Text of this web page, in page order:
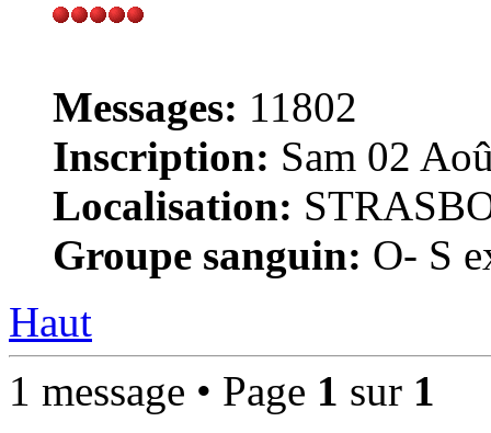
Messages: 11802
Inscription: Sam 02
Localisation:
Groupe sanguin: O- S
Haut
1 message • Page 1 sur 1